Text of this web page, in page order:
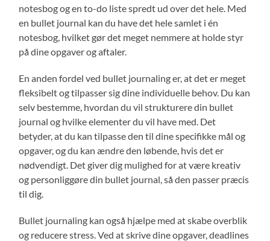
notesbog og en to-do liste spredt ud over det hele. Med
en bullet journal kan du have det hele samlet i én
notesbog, hvilket gør det meget nemmere at holde styr
på dine opgaver og aftaler.
En anden fordel ved bullet journaling er, at det er meget
fleksibelt og tilpasser sig dine individuelle behov. Du kan
selv bestemme, hvordan du vil strukturere din bullet
journal og hvilke elementer du vil have med. Det
betyder, at du kan tilpasse den til dine specifikke mål og
opgaver, og du kan ændre den løbende, hvis det er
nødvendigt. Det giver dig mulighed for at være kreativ
og personliggøre din bullet journal, så den passer præcis
til dig.
Bullet journaling kan også hjælpe med at skabe overblik
og reducere stress. Ved at skrive dine opgaver, deadlines